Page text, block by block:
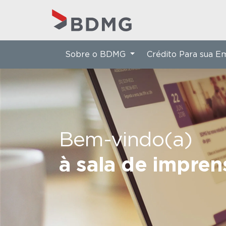
Bem-vindo(a)
à sala de
Sobre o BDMG Crédito Para sua